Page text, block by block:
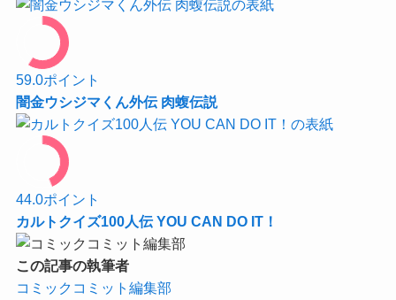
59.0ポイント
闇金ウシジマくん外伝 肉蝮伝説
44.0ポイント
カルトクイズ100人伝 YOU CAN DO IT！
この記事の執筆者
コミックコミット編集部